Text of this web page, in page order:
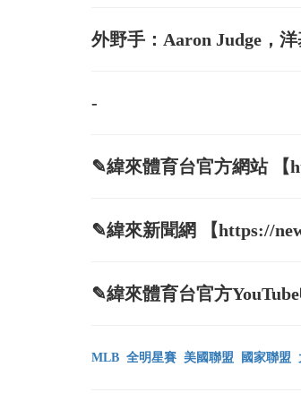
外野手：Aaron Judge，
-
✎緯來體育台官方網站 【
✎緯來新聞網 【https://
✎緯來體育台官方
MLB 全明星賽 美國聯盟 國家聯盟